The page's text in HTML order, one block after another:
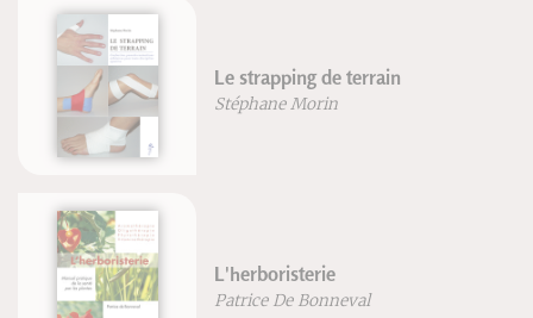
Le strapping de terrain
Stéphane Morin
L'herboristerie
Patrice De Bonneval